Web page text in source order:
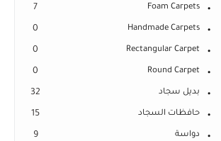
Foam Carpets
7
Handmade Carpets
0
Rectangular Carpet
0
Round Carpet
0
بديل سجاد 32
حافظات السجاد 15
دواسة 9